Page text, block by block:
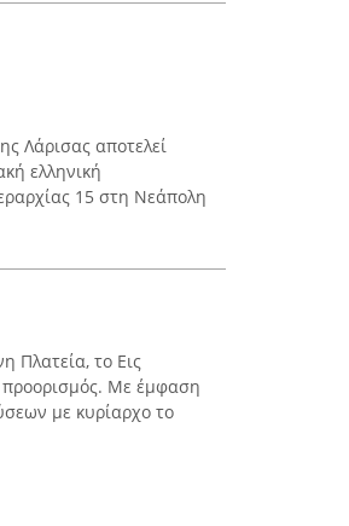
Λάρισας αποτελεί
ελληνική
15 στη Νεάπολη
Πλατεία, το Εις
προορισμός. Με έμφαση
με κυρίαρχο το